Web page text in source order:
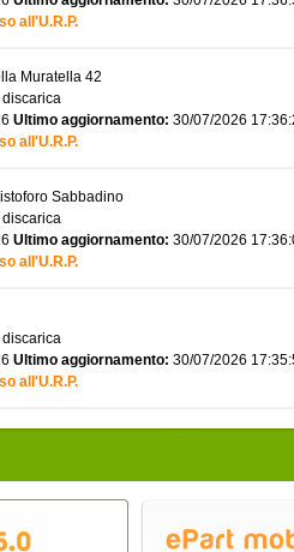
all'U.R.P.
Muratella 42
discarica
Ultimo aggiornamento: 30/07/2026
all'U.R.P.
Sabbadino
discarica
Ultimo aggiornamento: 30/07/2026
all'U.R.P.
discarica
Ultimo aggiornamento: 30/07/2026
all'U.R.P.